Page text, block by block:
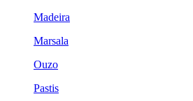
Madeira
Marsala
Ouzo
Pastis